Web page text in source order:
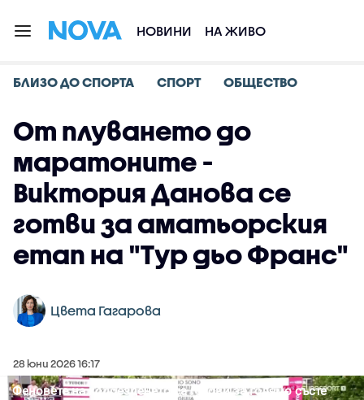
НОВИНИ НА ЖИВО
БЛИЗО ДО СПОРТА СПОРТ ОБЩЕСТВО
От плуването до
маратоните -
Виктория Данова се
готви за аматьорския
етап на "Тур дьо Франс"
Цвета Гагарова
28 юни 2026 16:17